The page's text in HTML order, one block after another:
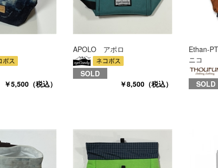
￥5,500（税込）
APOLO アポロ
SOLD
￥8,500（税込）
Ethan-
ニコ
SOLD